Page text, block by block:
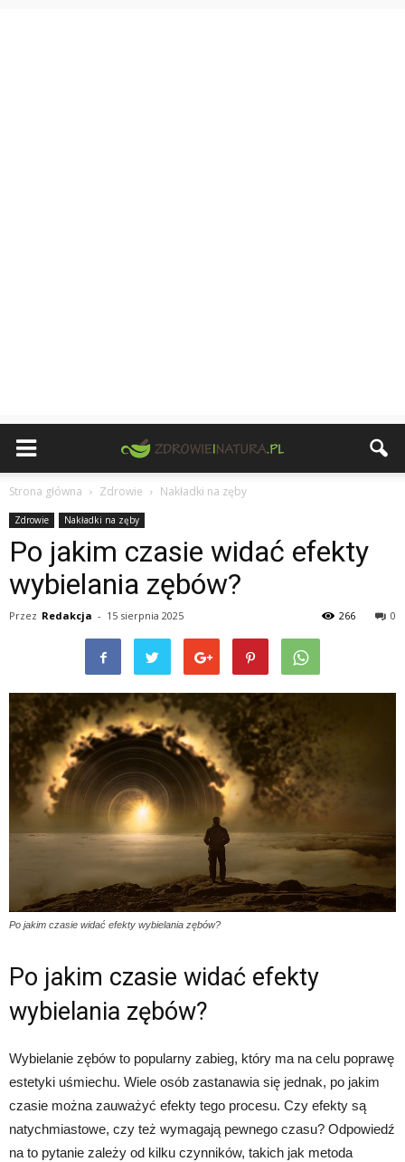
Strona główna Zdrowie Nakładki na zęby
Zdrowie Nakładki na zęby
Po jakim czasie widać efekty
wybielania zębów?
Przez Redakcja - 15 sierpnia 2025 0
266
Po jakim czasie widać efekty wybielania zębów?
Po jakim czasie widać efekty
wybielania zębów?
Wybielanie zębów to popularny zabieg, który ma na celu poprawę
estetyki uśmiechu. Wiele osób zastanawia się jednak, po jakim
czasie można zauważyć efekty tego procesu. Czy efekty są
natychmiastowe, czy też wymagają pewnego czasu? Odpowiedź
na to pytanie zależy od kilku czynników, takich jak metoda